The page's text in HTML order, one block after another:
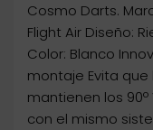
Cosmo Darts.
Flight Air Diseño:
Color: Blanco
montaje Evita
mantienen los
con el mismo